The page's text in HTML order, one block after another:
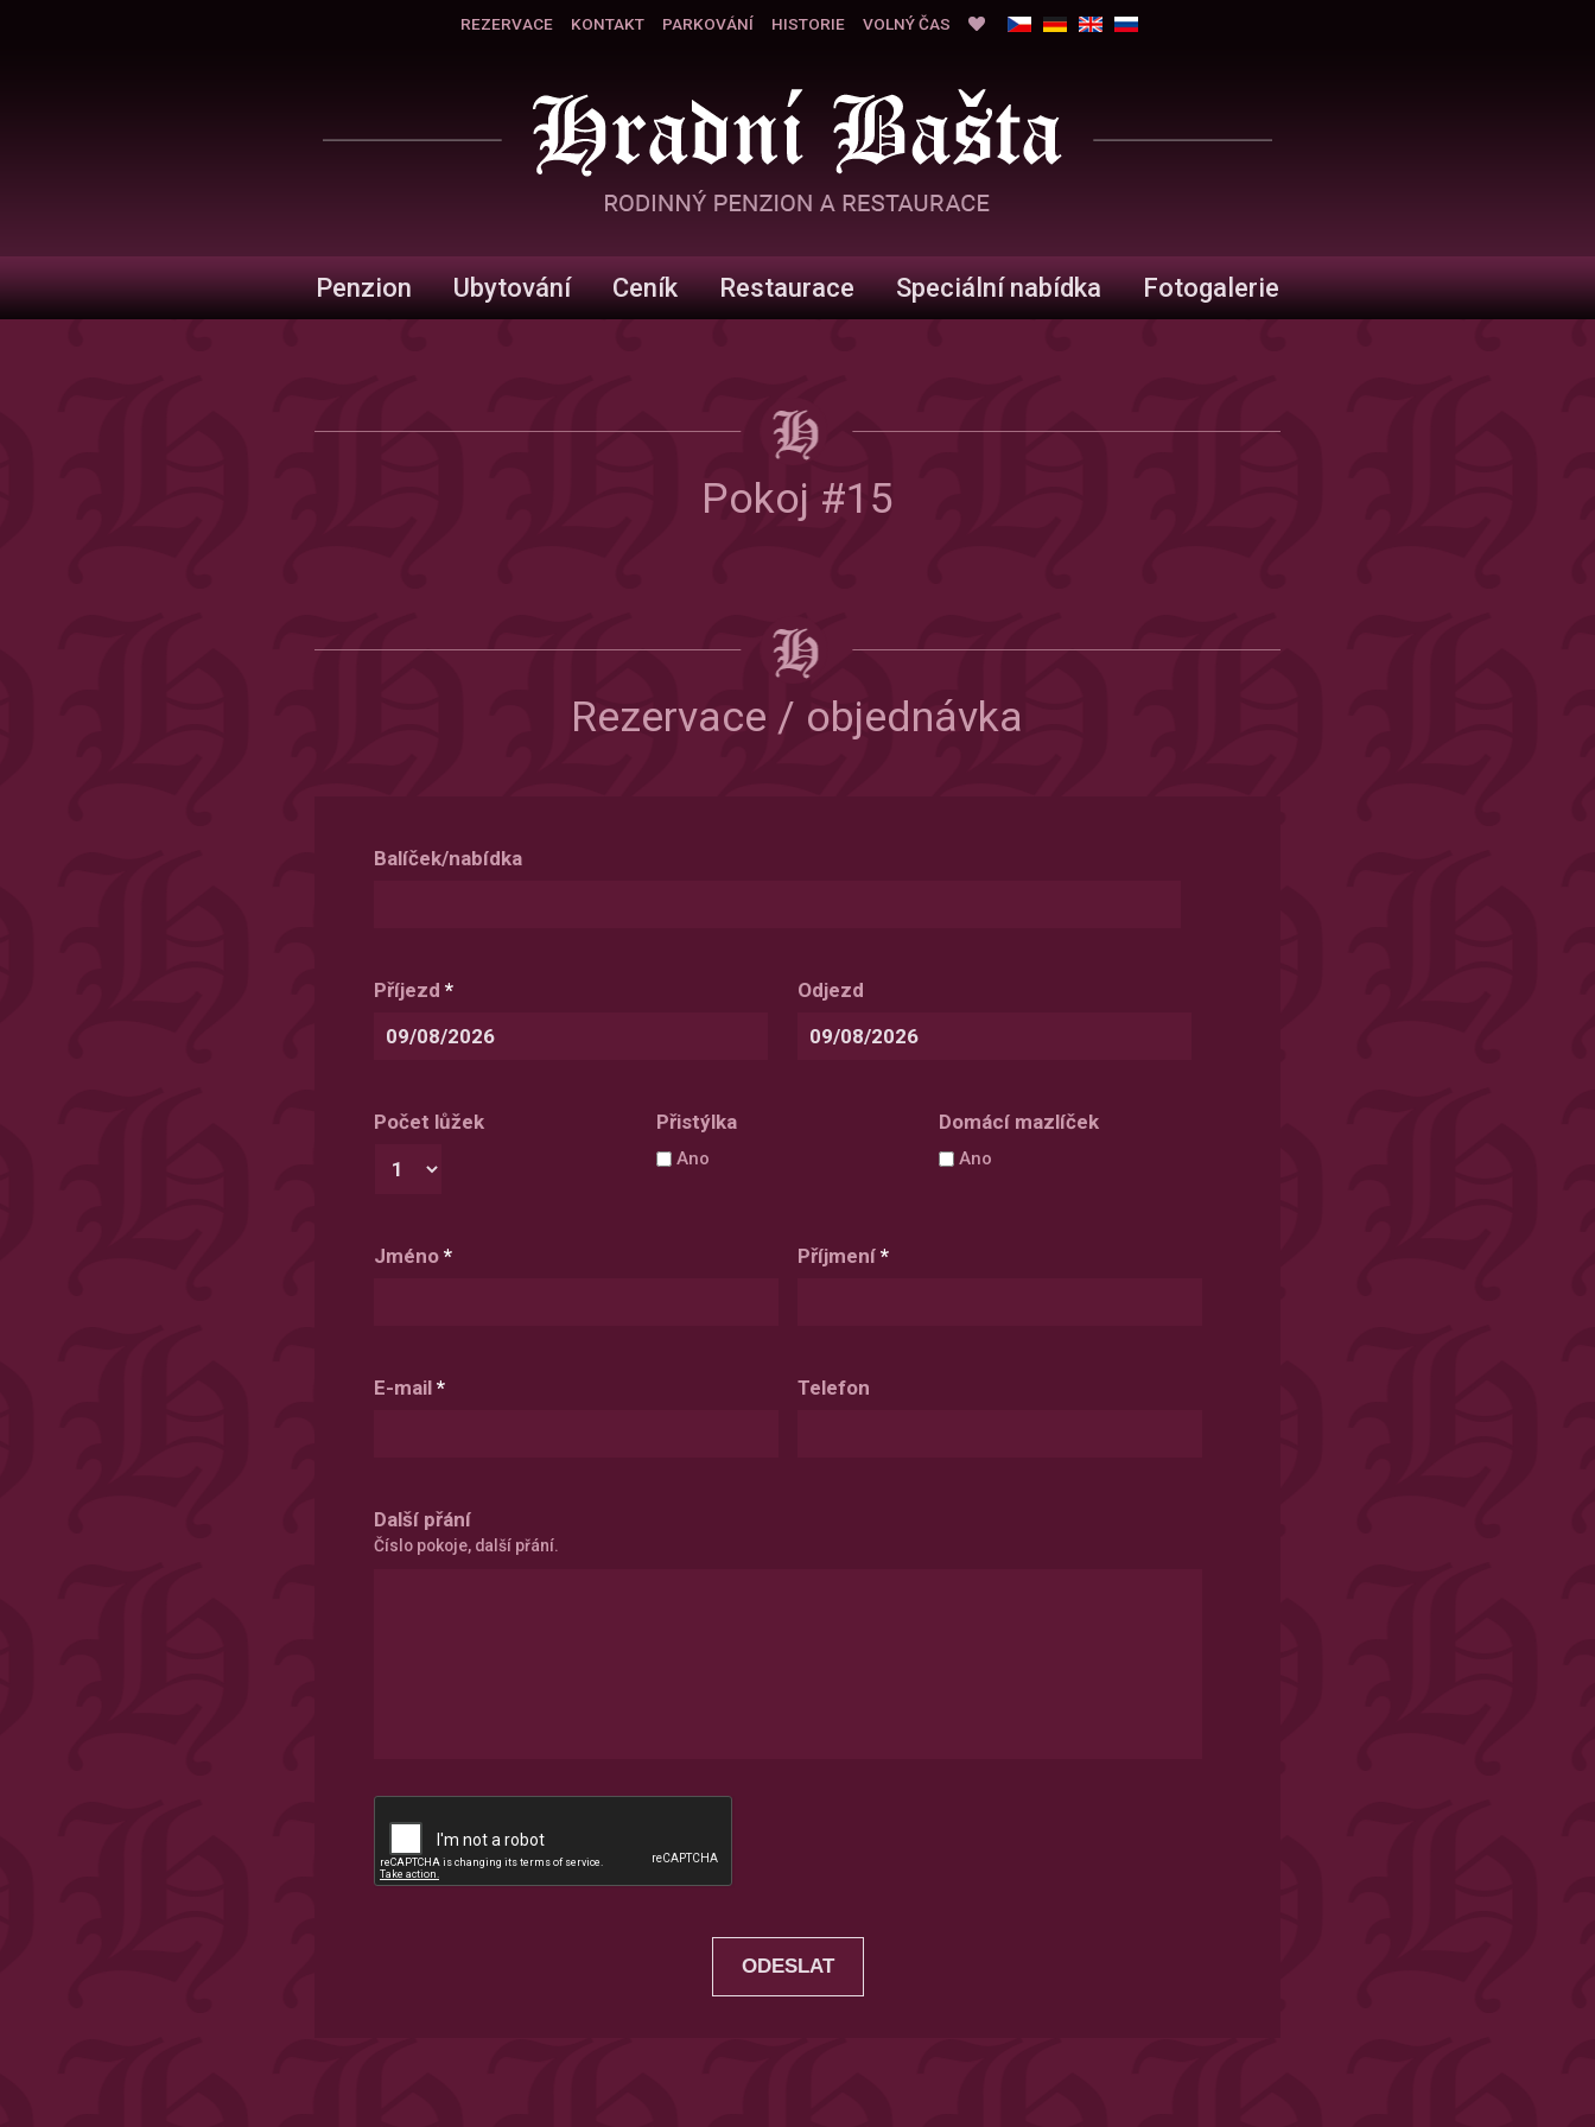
REZERVACE KONTAKT PARKOVÁNÍ HISTORIE VOLNÝ ČAS
Penzion Ubytování Ceník Restaurace Speciální nabídka Fotogalerie
Pokoj #15
Rezervace / objednávka
Balíček/nabídka
Příjezd *
Format:
Odjezd
Počet lůžek Přistýlka
Ano
Domácí mazlíček
Ano
Jméno * Příjmení *
E-mail * Telefon
Další přání
Číslo pokoje, další přání.